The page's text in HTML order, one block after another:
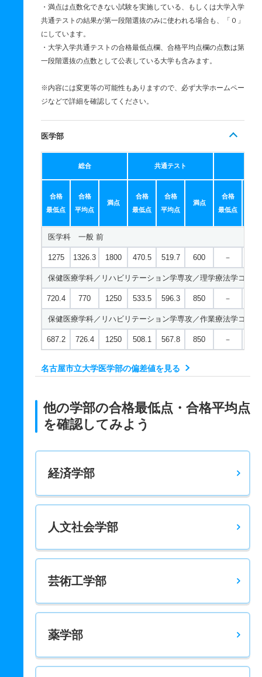
・満点は点数化できない試験を実施している、もしくは大学入学
共通テストの結果が第一段階選抜のみに使われる場合も、「０」
にしています。
・大学入学共通テストの合格最低点欄、合格平均点欄の点数は第
一段階選抜の点数として公表している大学も含みます。
※内容には変更等の可能性もありますので、必ず大学ホームペー
ジなどで詳細を確認してください。
医学部
総合 共通テスト
合格
最低点
合格
平均点
満点
合格
最低点
合格
平均点
満点
合格
最低点
医学科 一般 前
1275 1326.3 1800 470.5 519.7 600 －
保健医療学科／リハビリテーション学専攻／理学療法学コー
720.4 770 1250 533.5 596.3 850 －
保健医療学科／リハビリテーション学専攻／作業療法学コー
687.2 726.4 1250 508.1 567.8 850 －
名古屋市立大学医学部の偏差値を見る
他の学部の合格最低点・合格平均点
を確認してみよう
経済学部
人文社会学部
芸術工学部
薬学部